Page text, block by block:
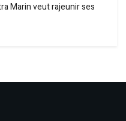
Marin veut rajeunir ses